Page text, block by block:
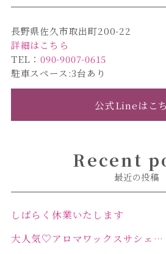
長野県佐久市取出町200-22
詳細はこちら
TEL：090-9007-0615
駐車スペース:3台あり
公式Lineはこ
Recent
最近の投稿
しばらく休業いたします
大人気♡アロマワックスサシェ作り